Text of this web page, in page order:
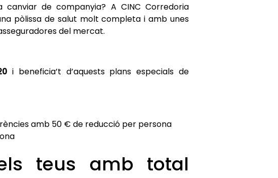
de companyia? A CINC Corredoria
pòlissa de salut molt completa i amb unes
del mercat.
i beneficia’t d’aquests plans especials de
amb 50 € de reducció per persona
teus amb total